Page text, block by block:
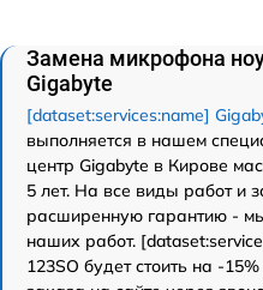
Замена микрофона
Gigabyte
[dataset:services:name]
выполняется в нашем
центр Gigabyte в Кирове
5 лет. На все виды работ и
расширенную гарантию -
наших работ.
123SO будет стоить на -